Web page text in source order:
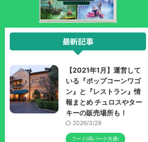
最新記事
【2021年1月】運営して
いる『ポップコーンワゴ
ン』と『レストラン』情
報まとめ チュロスやター
キーの販売場所も！
2026/3/29
フード(両パーク共通)